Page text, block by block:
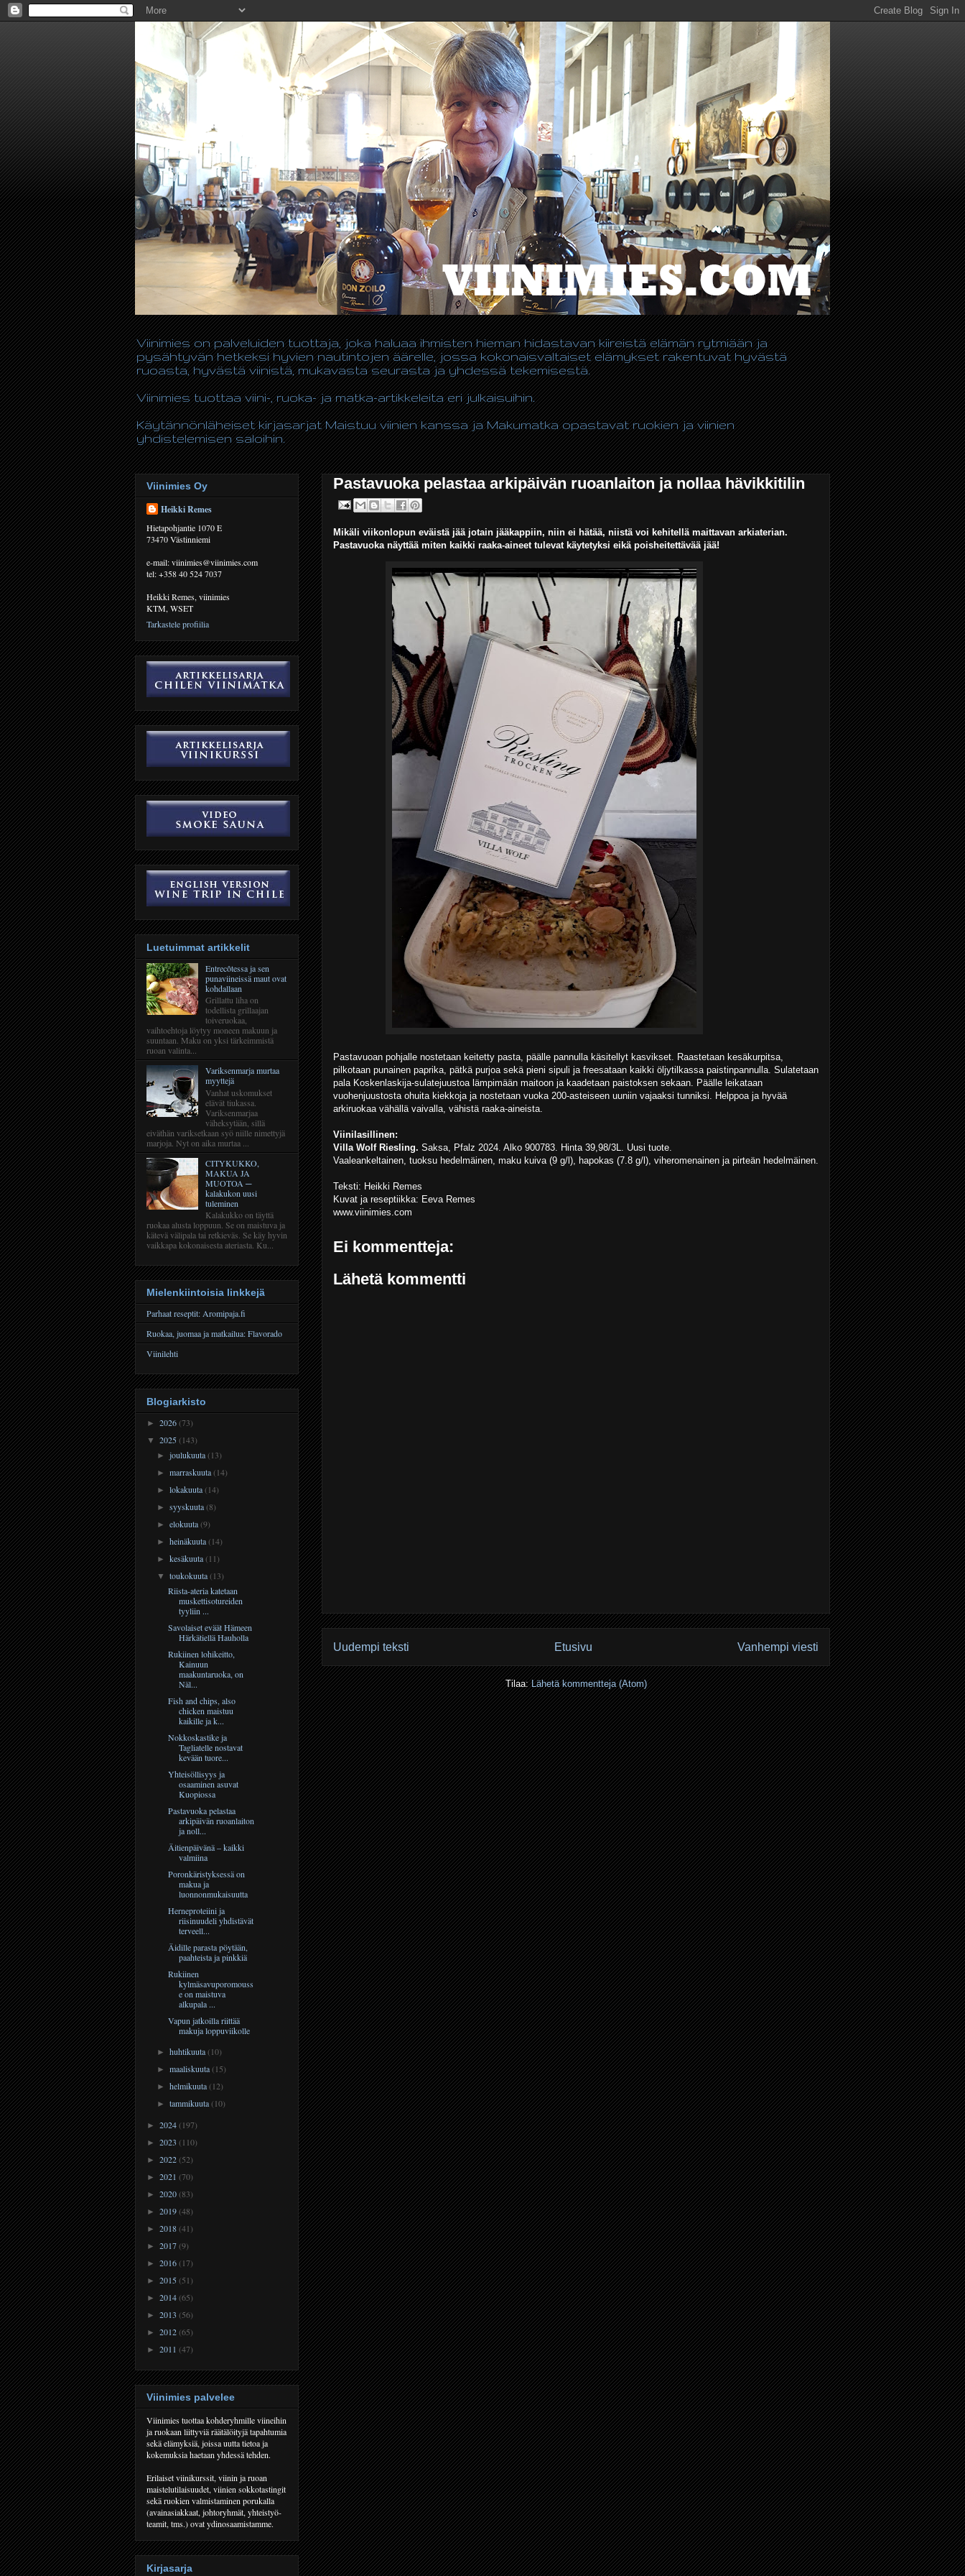
Viinimies on palveluiden tuottaja, joka haluaa ihmisten hieman hidastavan kiireistä elämän rytmiään ja
pysähtyvän hetkeksi hyvien nautintojen äärelle, jossa kokonaisvaltaiset elämykset rakentuvat hyvästä
ruoasta, hyvästä viinistä, mukavasta seurasta ja yhdessä tekemisestä.
Viinimies tuottaa viini-, ruoka- ja matka-artikkeleita eri julkaisuihin.
Käytännönläheiset kirjasarjat Maistuu viinien kanssa ja Makumatka opastavat ruokien ja viinien
yhdistelemisen saloihin.
Pastavuoka pelastaa arkipäivän ruoanlaiton ja nollaa hävikkitilin
Mikäli viikonlopun eväistä jää jotain jääkappiin, niin ei hätää, niistä voi kehitellä maittavan arkiaterian.
Pastavuoka näyttää miten kaikki raaka-aineet tulevat käytetyksi eikä poisheitettävää jää!
Pastavuoan pohjalle nostetaan keitetty pasta, päälle pannulla käsitellyt kasvikset. Raastetaan kesäkurpitsa,
pilkotaan punainen paprika, pätkä purjoa sekä pieni sipuli ja freesataan kaikki öljytilkassa paistinpannulla. Sulatetaan
pala Koskenlaskija-sulatejuustoa lämpimään maitoon ja kaadetaan paistoksen sekaan. Päälle leikataan
vuohenjuustosta ohuita kiekkoja ja nostetaan vuoka 200-asteiseen uuniin vajaaksi tunniksi. Helppoa ja hyvää
arkiruokaa vähällä vaivalla, vähistä raaka-aineista.
Viinilasillinen:
Villa Wolf Riesling. Saksa, Pfalz 2024. Alko 900783. Hinta 39,98/3L. Uusi tuote.
Vaaleankeltainen, tuoksu hedelmäinen, maku kuiva (9 g/l), hapokas (7.8 g/l), viheromenainen ja pirteän hedelmäinen.
Teksti: Heikki Remes
Kuvat ja reseptiikka: Eeva Remes
www.viinimies.com
Ei kommentteja:
Lähetä kommentti
Uudempi teksti Vanhempi viesti
Etusivu
Tilaa:Lähetä kommentteja (Atom)
Viinimies Oy
Heikki Remes
Hietapohjantie 1070 E
73470 Västinniemi
e-mail: viinimies@viinimies.com
tel: +358 40 524 7037
Heikki Remes, viinimies
KTM, WSET
Tarkastele profiilia
Luetuimmat artikkelit
Entrecôtessa ja sen
punaviineissä maut ovat
kohdallaan
Grillattu liha on
todellista grillaajan
toiveruokaa,
vaihtoehtoja löytyy moneen makuun ja
suuntaan. Maku on yksi tärkeimmistä
ruoan valinta...
Variksenmarja murtaa
myyttejä
Vanhat uskomukset
elävät tiukassa.
Variksenmarjaa
väheksytään, sillä
eiväthän variksetkaan syö niille nimettyjä
marjoja. Nyt on aika murtaa ...
CITYKUKKO,
MAKUA JA
MUOTOA ─
kalakukon uusi
tuleminen
Kalakukko on täyttä
ruokaa alusta loppuun. Se on maistuva ja
kätevä välipala tai retkieväs. Se käy hyvin
vaikkapa kokonaisesta ateriasta. Ku...
Mielenkiintoisia linkkejä
Parhaat reseptit: Aromipaja.fi
Ruokaa, juomaa ja matkailua: Flavorado
Viinilehti
Blogiarkisto
► 2026(73)
▼ 2025(143)
►joulukuuta(13)
►marraskuuta(14)
►lokakuuta(14)
►syyskuuta(8)
►elokuuta(9)
►heinäkuuta(14)
►kesäkuuta(11)
▼toukokuuta(13)
Riista-ateria katetaan
muskettisotureiden
tyyliin ...
Savolaiset eväät Hämeen
Härkätiellä Hauholla
Rukiinen lohikeitto,
Kainuun
maakuntaruoka, on
Näl...
Fish and chips, also
chicken maistuu
kaikille ja k...
Nokkoskastike ja
Tagliatelle nostavat
kevään tuore...
Yhteisöllisyys ja
osaaminen asuvat
Kuopiossa
Pastavuoka pelastaa
arkipäivän ruoanlaiton
ja noll...
Äitienpäivänä – kaikki
valmiina
Poronkäristyksessä on
makua ja
luonnonmukaisuutta
Herneproteiini ja
riisinuudeli yhdistävät
terveell...
Äidille parasta pöytään,
paahteista ja pinkkiä
Rukiinen
kylmäsavuporomouss
e on maistuva
alkupala ...
Vapun jatkoilla riittää
makuja loppuviikolle
►huhtikuuta(10)
►maaliskuuta(15)
►helmikuuta(12)
►tammikuuta(10)
► 2024(197)
► 2023 (110)
► 2022(52)
► 2021 (70)
► 2020(83)
► 2019(48)
► 2018(41)
► 2017(9)
► 2016(17)
► 2015(51)
► 2014(65)
► 2013 (56)
► 2012(65)
► 2011 (47)
Viinimies palvelee
Viinimies tuottaa kohderyhmille viineihin
ja ruokaan liittyviä räätälöityjä tapahtumia
sekä elämyksiä, joissa uutta tietoa ja
kokemuksia haetaan yhdessä tehden.
Erilaiset viinikurssit, viinin ja ruoan
maistelutilaisuudet, viinien sokkotastingit
sekä ruokien valmistaminen porukalla
(avainasiakkaat, johtoryhmät, yhteistyö-
teamit, tms.) ovat ydinosaamistamme.
Kirjasarja